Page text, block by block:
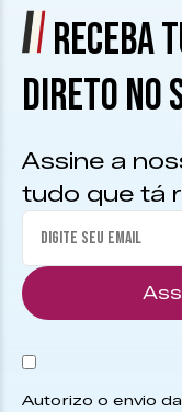
RECEBA
DIRETO NO
Assine a
tudo que tá
Autorizo o envio